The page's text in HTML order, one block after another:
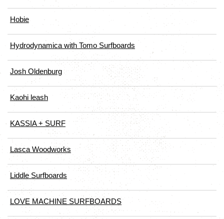
Hobie
Hydrodynamica with Tomo Surfboards
Josh Oldenburg
Kaohi leash
KASSIA + SURF
Lasca Woodworks
Liddle Surfboards
LOVE MACHINE SURFBOARDS